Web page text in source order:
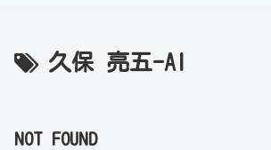
久保 亮五-AI
NOT FOUND